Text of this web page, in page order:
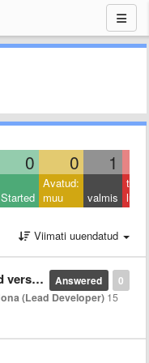
0 0 1
Started
Avatud:
muu
valmis
Viimati uuendatud
0
Answered
(Lead Developer) 15